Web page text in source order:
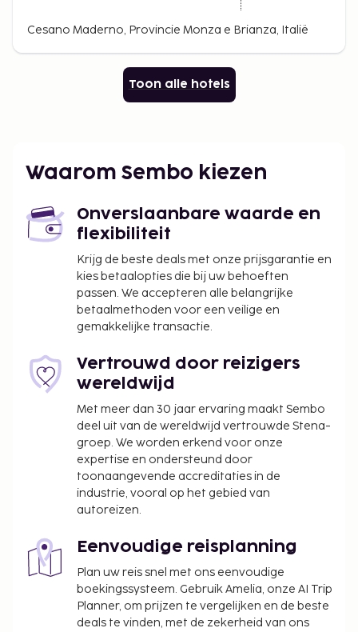
Cesano Maderno, Provincie Monza e Brianza, Italië
Toon alle hotels
Waarom Sembo kiezen
Onverslaanbare waarde en
flexibiliteit
Krijg de beste deals met onze prijsgarantie en
kies betaalopties die bij uw behoeften
passen. We accepteren alle belangrijke
betaalmethoden voor een veilige en
gemakkelijke transactie.
Vertrouwd door reizigers
wereldwijd
Met meer dan 30 jaar ervaring maakt Sembo
deel uit van de wereldwijd vertrouwde Stena-
groep. We worden erkend voor onze
expertise en ondersteund door
toonaangevende accreditaties in de
industrie, vooral op het gebied van
autoreizen.
Eenvoudige reisplanning
Plan uw reis snel met ons eenvoudige
boekingssysteem. Gebruik Amelia, onze AI Trip
Planner, om prijzen te vergelijken en de beste
deals te vinden, met de zekerheid van ons